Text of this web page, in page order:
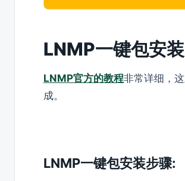
LNMP一键包安
LNMP官方的教程非常详细，
成。
LNMP一键包安装步骤: